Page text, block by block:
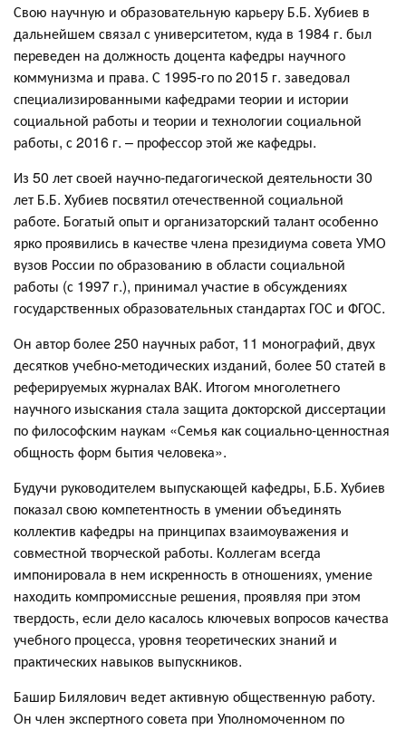
Свою научную и образовательную карьеру Б.Б. Хубиев в
дальнейшем связал с университетом, куда в 1984 г. был
переведен на должность доцента кафедры научного
коммунизма и права. С 1995-го по 2015 г. заведовал
специализированными кафедрами теории и истории
социальной работы и теории и технологии социальной
работы, с 2016 г. – профессор этой же кафедры.
Из 50 лет своей научно-педагогической деятельности 30
лет Б.Б. Хубиев посвятил отечественной социальной
работе. Богатый опыт и организаторский талант особенно
ярко проявились в качестве члена президиума совета УМО
вузов России по образованию в области социальной
работы (с 1997 г.), принимал участие в обсуждениях
государственных образовательных стандартах ГОС и ФГОС.
Он автор более 250 научных работ, 11 монографий, двух
десятков учебно-методических изданий, более 50 статей в
реферируемых журналах ВАК. Итогом многолетнего
научного изыскания стала защита докторской диссертации
по философским наукам «Семья как социально-ценностная
общность форм бытия человека».
Будучи руководителем выпускающей кафедры, Б.Б. Хубиев
показал свою компетентность в умении объединять
коллектив кафедры на принципах взаимоуважения и
совместной творческой работы. Коллегам всегда
импонировала в нем искренность в отношениях, умение
находить компромиссные решения, проявляя при этом
твердость, если дело касалось ключевых вопросов качества
учебного процесса, уровня теоретических знаний и
практических навыков выпускников.
Башир Билялович ведет активную общественную работу.
Он член экспертного совета при Уполномоченном по